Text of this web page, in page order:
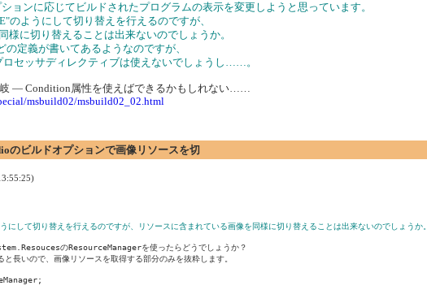
ョンに応じてビルドされたプログラムの表示を変更しようと思っています。
のようにして切り替えを行えるのですが、
様に切り替えることは出来ないのでしょうか。
の定義が書いてあるようなのですが、
セッサディレクティブは使えないでしょうし……。
― Condition属性を使えばできるかもしれない……
msbuild02/msbuild02_02.html
のビルドオプションで画像リソースを切
して切り替えを行えるのですが、リソースに含まれている画像を同様に切り替えることは出来ないのでしょうか。
のResourceManagerを使ったらどうでしょうか？
長いので、画像リソースを取得する部分のみを抜粋します。